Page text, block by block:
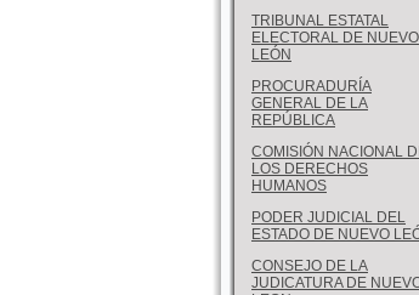
TRIBUNAL ESTATAL
ELECTORAL DE NUEVO
LEÓN
PROCURADURÍA
GENERAL DE LA
REPÚBLICA
COMISIÓN NACIONAL
LOS DERECHOS
HUMANOS
PODER JUDICIAL DEL
ESTADO DE NUEVO
CONSEJO DE LA
JUDICATURA DE